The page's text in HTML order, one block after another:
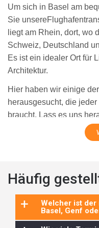
Um sich in Basel am
Sie
liegt am Rhein, dort, wo
Schweiz, Deutschland
Es ist ein idealer Ort für
Architektur.
Hier haben wir einige
herausgesucht, die
braucht. Lass es uns
Die Basler Altstadt:
Die Altstadt liegt
lassen sollten. Sie
die meisten
Sie können auch
zur/von der Altstadt.
Häufig
+
Welcher ist der
Basel, Genf